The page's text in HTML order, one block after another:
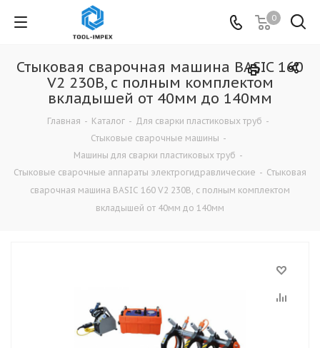
0
Стыковая сварочная машина BASIC 160
V2 230В, с полным комплектом
вкладышей от 40мм до 140мм
Главная - Каталог - Для сварки пластиковых труб -
Стыковые сварочные машины -
Машины для сварки пластиковых труб -
Стыковые сварочные аппараты электрогидравлические - Стыковая
сварочная машина BASIC 160 V2 230В, с полным комплектом
вкладышей от 40мм до 140мм